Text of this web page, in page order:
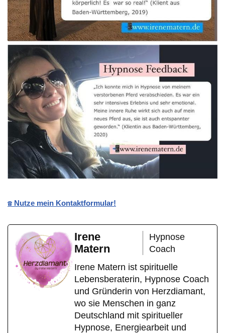
☎️ Nutze mein Kontaktformular!
Irene
Matern
Hypnose
Coach
Irene Matern ist spirituelle
Lebensberaterin, Hypnose Coach
und Gründerin von Herzdiamant,
wo sie Menschen in ganz
Deutschland mit spiritueller
Hypnose, Energiearbeit und